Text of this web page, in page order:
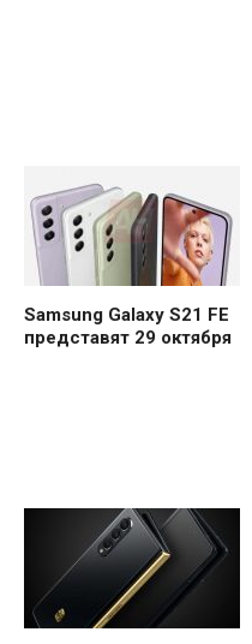
Samsung Galaxy S21 FE
представят 29 октября